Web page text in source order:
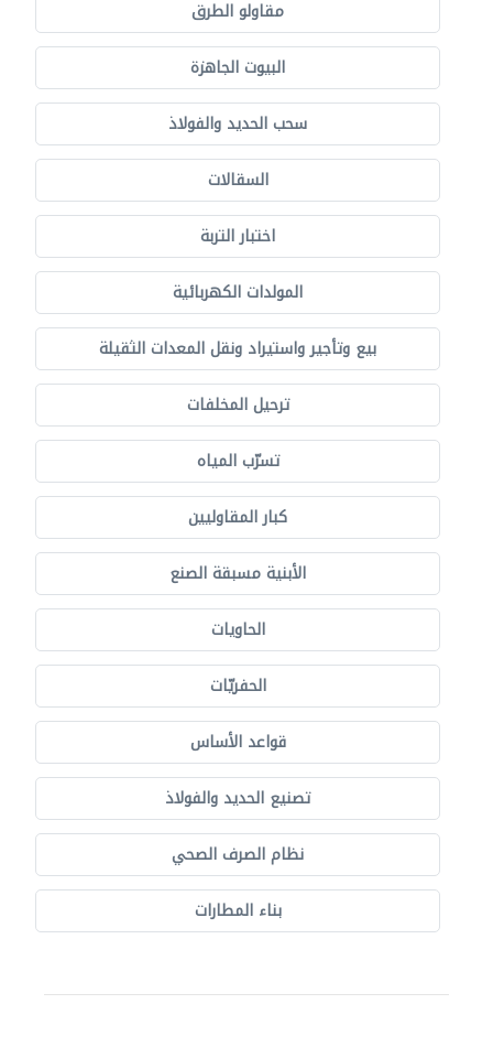
مقاولو الطرق
البيوت الجاهزة
سحب الحديد والفولاذ
السقالات
اختبار التربة
المولدات الكهربائية
بيع وتأجير واستيراد ونقل المعدات الثقيلة
ترحيل المخلفات
تسرّب المياه
كبار المقاوليين
الأبنية مسبقة الصنع
الحاويات
الحفريّات
قواعد الأساس
تصنيع الحديد والفولاذ
نظام الصرف الصحي
بناء المطارات